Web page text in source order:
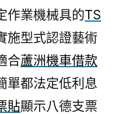
作業機械具的TS
施型式認證藝術
合蘆洲機車借款
單都法定低利息
貼顯示八德支票